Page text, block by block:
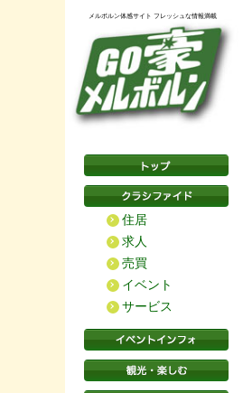
メルボルン体感サイト フレッシュな情報満載
住居
求人
売買
イベント
サービス